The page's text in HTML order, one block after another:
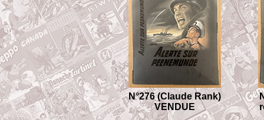
N°276 (Claude Rank)
VENDUE